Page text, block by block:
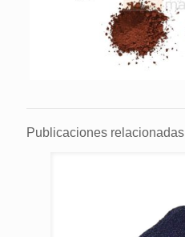
Publicaciones relacionadas